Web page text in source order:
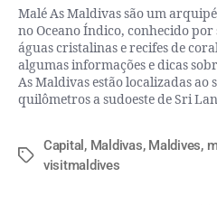
Malé As Maldivas são um
no Oceano Índico, conhecido
águas cristalinas e recifes de
algumas informações e dicas
As Maldivas estão localizadas ao
quilômetros a sudoeste de Sri
Capital , Maldivas, Maldives,
visitmaldives